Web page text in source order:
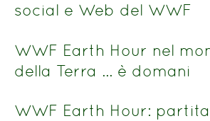
social e Web del WWF
WWF Earth Hour nel
della Terra ... è domani
WWF Earth Hour: